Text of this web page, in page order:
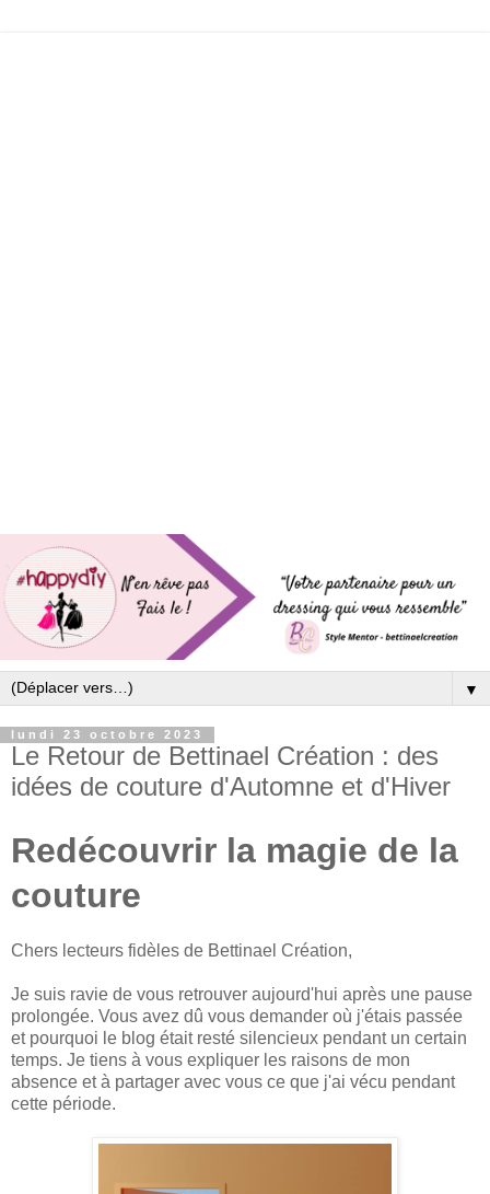
▼
lundi 23 octobre 2023
Le Retour de Bettinael Création : des
idées de couture d'Automne et d'Hiver
Redécouvrir la magie de la
couture
Chers lecteurs fidèles de Bettinael Création,
Je suis ravie de vous retrouver aujourd'hui après une pause
prolongée. Vous avez dû vous demander où j'étais passée
et pourquoi le blog était resté silencieux pendant un certain
temps. Je tiens à vous expliquer les raisons de mon
absence et à partager avec vous ce que j'ai vécu pendant
cette période.